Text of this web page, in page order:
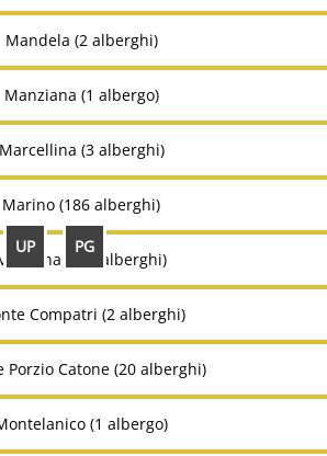
UP PG
Mandela (2 alberghi)
Manziana (1 albergo)
Marcellina (3 alberghi)
Marino (186 alberghi)
(157 alberghi)
Compatri (2 alberghi)
Porzio Catone (20 alberghi)
(1 albergo)